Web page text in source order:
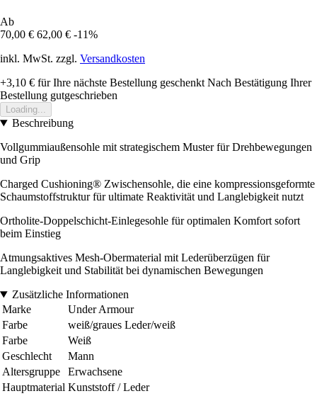
Ab
70,00 € 62,00 € -11%
inkl. MwSt. zzgl. Versandkosten
+3,10 € für Ihre nächste Bestellung geschenkt Nach Bestätigung Ihrer
Bestellung gutgeschrieben
Loading...
Beschreibung
Vollgummiaußensohle mit strategischem Muster für Drehbewegungen
und Grip
Charged Cushioning® Zwischensohle, die eine kompressionsgeformte
Schaumstoffstruktur für ultimate Reaktivität und Langlebigkeit nutzt
Ortholite-Doppelschicht-Einlegesohle für optimalen Komfort sofort
beim Einstieg
Atmungsaktives Mesh-Obermaterial mit Lederüberzügen für
Langlebigkeit und Stabilität bei dynamischen Bewegungen
Zusätzliche Informationen
Marke
Under Armour
Farbe
weiß/graues Leder/weiß
Farbe
Weiß
Geschlecht
Mann
Altersgruppe
Erwachsene
Hauptmaterial Kunststoff / Leder